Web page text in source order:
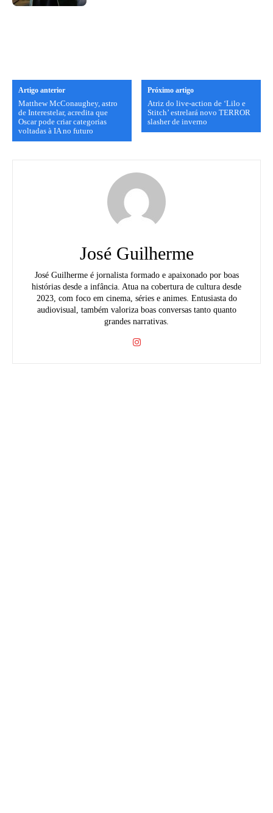
Artigo anterior
Matthew McConaughey, astro
de Interestelar, acredita que
Oscar pode criar categorias
voltadas à IA no futuro
Próximo artigo
Atriz do live-action de ‘Lilo e
Stitch’ estrelará novo TERROR
slasher de inverno
José Guilherme
José Guilherme é jornalista formado e apaixonado por boas
histórias desde a infância. Atua na cobertura de cultura desde
2023, com foco em cinema, séries e animes. Entusiasta do
audiovisual, também valoriza boas conversas tanto quanto
grandes narrativas.